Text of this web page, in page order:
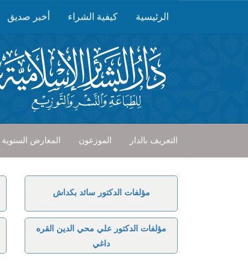
الرئيسية كيفية الشراء أخبر صديق
التعريف بالدار الموزعون المعارض السنوية
مؤلفات الدكتور سائد بكداش
مؤلفات الدكتور علي محي الدين القره
داغي